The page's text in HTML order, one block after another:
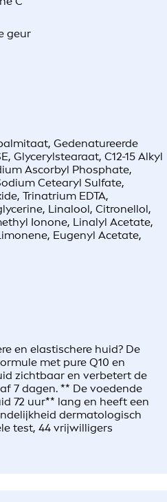
geur
Gedenatureerde
Glycerylstearaat, C12-15 Alkyl
Ascorbyl Phosphate,
Cetearyl Sulfate,
Trinatrium EDTA,
Linalool, Citronellol,
Ionone, Linalyl Acetate,
Eugenyl Acetate,
en elastischere huid? De
met pure Q10 en
zichtbaar en verbetert de
7 dagen. ** De voedende
72 uur** lang en heeft een
dermatologisch
test, 44 vrijwilligers